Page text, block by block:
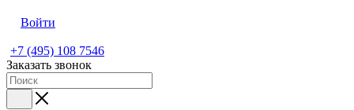
Войти
+7 (495) 108 7546
Заказать звонок